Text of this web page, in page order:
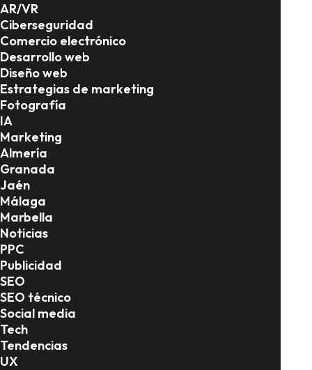
AR/VR
Ciberseguridad
Comercio electrónico
Desarrollo web
Diseño web
Estrategias de marketing
Fotografía
IA
Marketing
Almería
Granada
Jaén
Málaga
Marbella
Noticias
PPC
Publicidad
SEO
SEO técnico
Social media
Tech
Tendencias
UX
Introducción
El mercado inmobiliario de la provincia de